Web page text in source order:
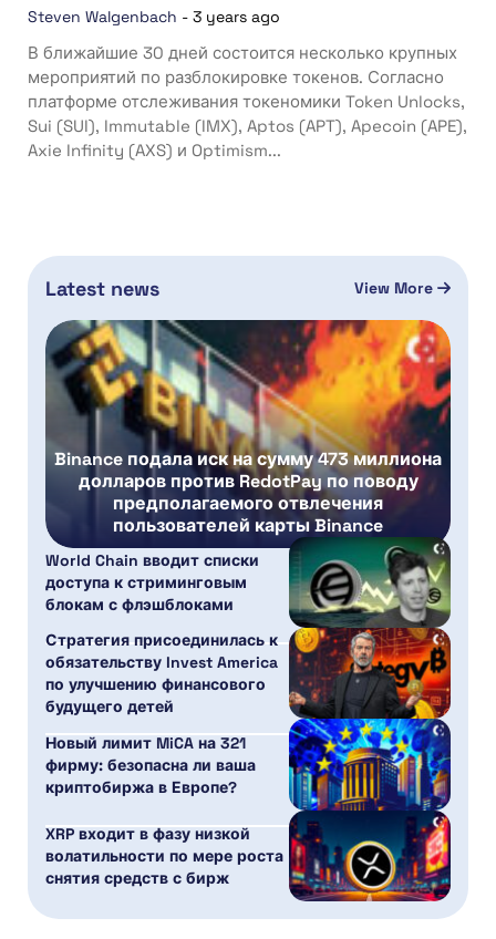
Steven Walgenbach - 3 years ago
В ближайшие 30 дней состоится несколько крупных
мероприятий по разблокировке токенов. Согласно
платформе отслеживания токеномики Token Unlocks,
Sui (SUI), Immutable (IMX), Aptos (APT), Apecoin (APE),
Axie Infinity (AXS) и Optimism...
Latest news View More
Binance подала иск на сумму 473 миллиона
долларов против RedotPay по поводу
предполагаемого отвлечения
пользователей карты Binance
World Chain вводит списки
доступа к стриминговым
блокам с флэшблоками
Стратегия присоединилась к
обязательству Invest America
по улучшению финансового
будущего детей
Новый лимит MiCA на 321
фирму: безопасна ли ваша
криптобиржа в Европе?
XRP входит в фазу низкой
волатильности по мере роста
снятия средств с бирж